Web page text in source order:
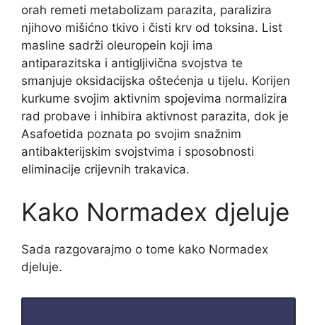
orah remeti metabolizam parazita, paralizira
njihovo mišićno tkivo i čisti krv od toksina. List
masline sadrži oleuropein koji ima
antiparazitska i antigljivična svojstva te
smanjuje oksidacijska oštećenja u tijelu. Korijen
kurkume svojim aktivnim spojevima normalizira
rad probave i inhibira aktivnost parazita, dok je
Asafoetida poznata po svojim snažnim
antibakterijskim svojstvima i sposobnosti
eliminacije crijevnih trakavica.
Kako Normadex djeluje
Sada razgovarajmo o tome kako Normadex
djeluje.